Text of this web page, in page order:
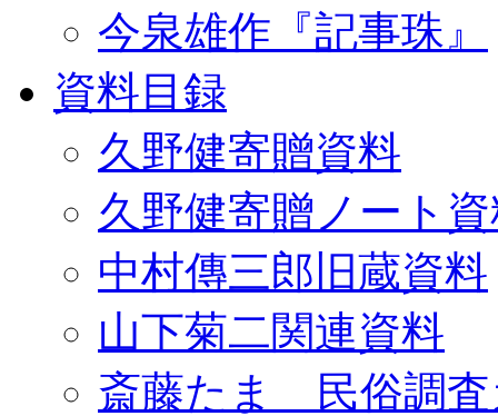
今泉雄作『記事珠』
資料目録
久野健寄贈資料
久野健寄贈ノート
中村傳三郎旧蔵資料
山下菊二関連資料
斎藤たま 民俗調査